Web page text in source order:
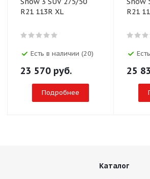
R21 113R XL
Есть в наличии (20)
23 570 руб.
Подробнее
R21
25
Каталог